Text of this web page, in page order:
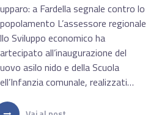
a Fardella segnale contro lo
L’assessore regionale
Sviluppo economico ha
all’inaugurazione del
asilo nido e della Scuola
comunale, realizzati
di Ripresa e Resilienza.